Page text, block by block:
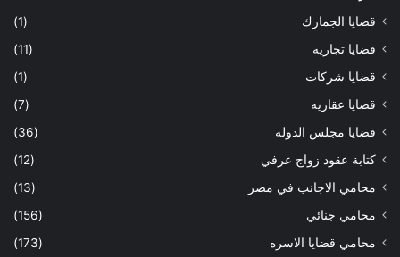
قضايا الجمارك
(1)
قضايا تجاريه
(11)
قضايا شركات
(1)
قضايا عقاريه
(7)
قضايا مجلس الدوله
(36)
كتابة عقود زواج عرفي
(12)
محامي الاجانب في مصر
(13)
محامي جنائي
(156)
محامي قضايا الاسره
(173)